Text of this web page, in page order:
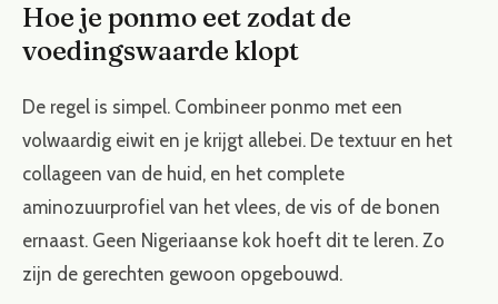
Hoe je ponmo eet zodat de
voedingswaarde klopt
De regel is simpel. Combineer ponmo met een
volwaardig eiwit en je krijgt allebei. De textuur en het
collageen van de huid, en het complete
aminozuurprofiel van het vlees, de vis of de bonen
ernaast. Geen Nigeriaanse kok hoeft dit te leren. Zo
zijn de gerechten gewoon opgebouwd.